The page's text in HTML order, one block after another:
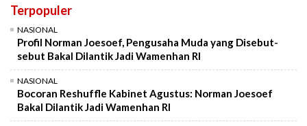
Terpopuler
NASIONAL
Profil Norman Joesoef, Pengusaha Muda yang Disebut-
sebut Bakal Dilantik Jadi Wamenhan RI
NASIONAL
Bocoran Reshuffle Kabinet Agustus: Norman Joesoef
Bakal Dilantik Jadi Wamenhan RI